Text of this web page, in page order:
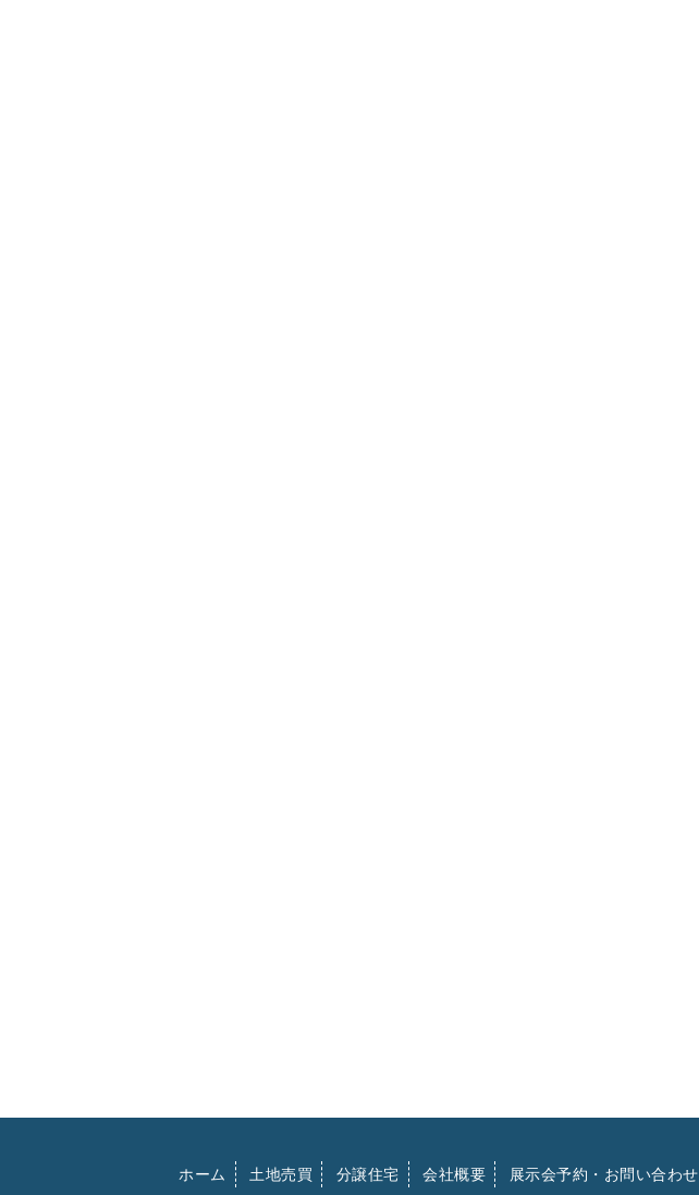
ホーム 土地売買 分譲住宅 会社概要 展示会予約・お問い合わせ